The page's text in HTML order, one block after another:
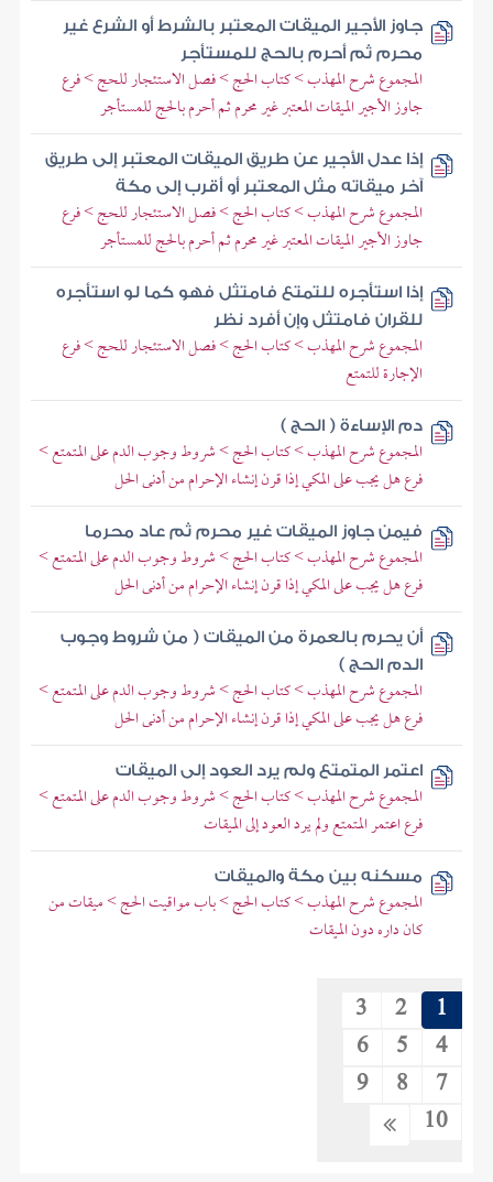
جاوز الأجير الميقات المعتبر بالشرط أو الشرع غير
محرم ثم أحرم بالحج للمستأجر
المجموع شرح المهذب > كتاب الحج > فصل الاستئجار للحج > فرع
جاوز الأجير الميقات المعتبر غير محرم ثم أحرم بالحج للمستأجر
إذا عدل الأجير عن طريق الميقات المعتبر إلى طريق
آخر ميقاته مثل المعتبر أو أقرب إلى مكة
المجموع شرح المهذب > كتاب الحج > فصل الاستئجار للحج > فرع
جاوز الأجير الميقات المعتبر غير محرم ثم أحرم بالحج للمستأجر
إذا استأجره للتمتع فامتثل فهو كما لو استأجره
للقران فامتثل وإن أفرد نظر
المجموع شرح المهذب > كتاب الحج > فصل الاستئجار للحج > فرع
الإجارة للتمتع
دم الإساءة ( الحج )
المجموع شرح المهذب > كتاب الحج > شروط وجوب الدم على المتمتع >
فرع هل يجب على المكي إذا قرن إنشاء الإحرام من أدنى الحل
فيمن جاوز الميقات غير محرم ثم عاد محرما
المجموع شرح المهذب > كتاب الحج > شروط وجوب الدم على المتمتع >
فرع هل يجب على المكي إذا قرن إنشاء الإحرام من أدنى الحل
أن يحرم بالعمرة من الميقات ( من شروط وجوب
الدم الحج )
المجموع شرح المهذب > كتاب الحج > شروط وجوب الدم على المتمتع >
فرع هل يجب على المكي إذا قرن إنشاء الإحرام من أدنى الحل
اعتمر المتمتع ولم يرد العود إلى الميقات
المجموع شرح المهذب > كتاب الحج > شروط وجوب الدم على المتمتع >
فرع اعتمر المتمتع ولم يرد العود إلى الميقات
مسكنه بين مكة والميقات
المجموع شرح المهذب > كتاب الحج > باب مواقيت الحج > ميقات من
كان داره دون الميقات
1
2
3
4
5
6
7
8
9
10